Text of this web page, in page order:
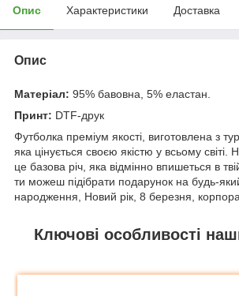
Опис Характеристики Доставка
Опис
Матеріал: 95% бавовна, 5% еластан.
Принт: DTF-друк
Футболка преміум якості, виготовлена з
яка цінується своєю якістю у всьому
це базова річ, яка відмінно впишеться в
ти можеш підібрати подарунок на будь-
народження, Новий рік, 8 березня,
Ключові особливості